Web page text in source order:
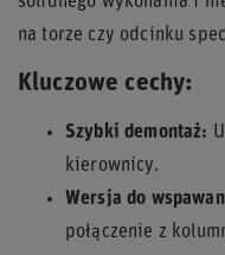
na torze czy odcinku
Kluczowe cechy:
Szybki demontaż:
kierownicy.
Wersja do
połączenie z